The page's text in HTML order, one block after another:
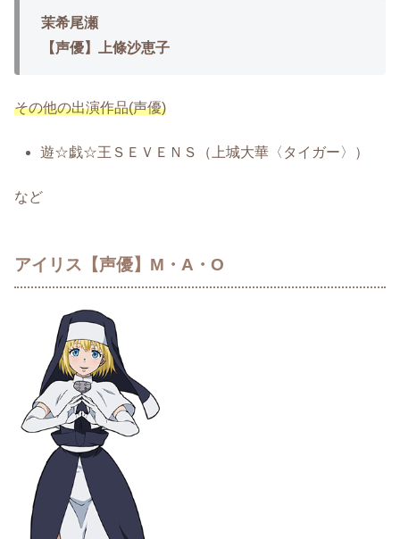
茉希尾瀬
【声優】上條沙恵子
その他の出演作品(声優)
遊☆戯☆王ＳＥＶＥＮＳ（上城大華〈タイガー〉）
など
アイリス【声優】M・A・O